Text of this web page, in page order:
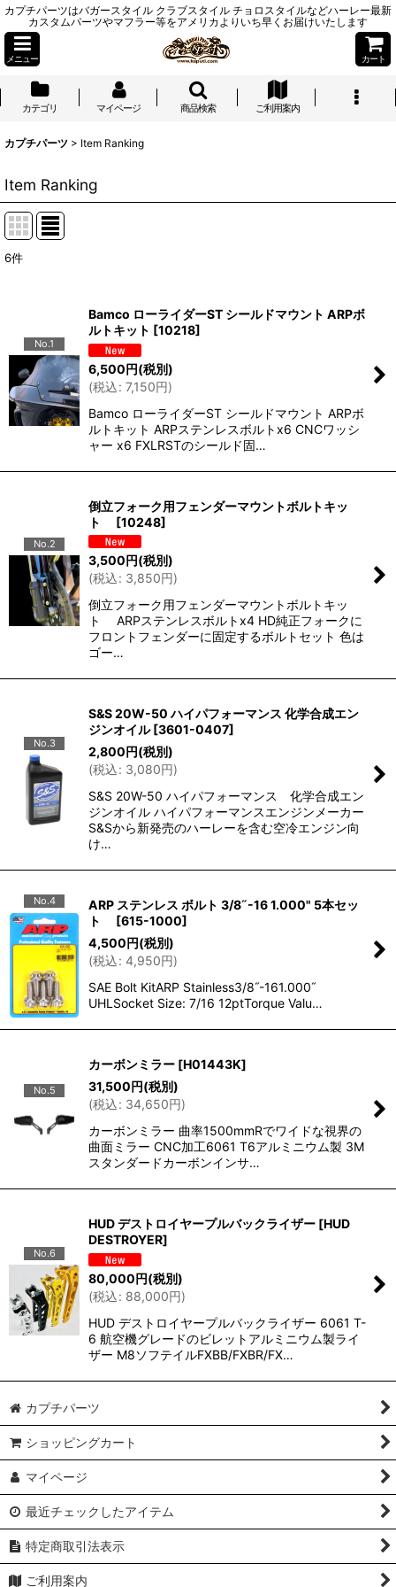
カプチパーツはバガースタイル クラブスタイル チョロスタイルなどハーレー最新
カスタムパーツやマフラー等をアメリカよりいち早くお届けいたします
メニュー カート
カテゴリ マイページ 商品検索 ご利用案内
カプチパーツ > Item Ranking
Item Ranking
6件
No.1
Bamco ローライダーST シールドマウント ARPボ
ルトキット [10218]
6,500円(税別)
(税込: 7,150円)
Bamco ローライダーST シールドマウント ARPボ
ルトキット ARPステンレスボルトx6 CNCワッシ
ャー x6 FXLRSTのシールド固…
No.2
倒立フォーク用フェンダーマウントボルトキッ
ト
[10248]
3,500円(税別)
(税込: 3,850円)
倒立フォーク用フェンダーマウントボルトキッ
ト ARPステンレスボルトx4 HD純正フォークに
フロントフェンダーに固定するボルトセット 色は
ゴー…
No.3
S&S 20W-50 ハイパフォーマンス 化学合成エン
ジンオイル [3601-0407]
2,800円(税別)
(税込: 3,080円)
S&S 20W-50 ハイパフォーマンス 化学合成エン
ジンオイル ハイパフォーマンスエンジンメーカー
S&Sから新発売のハーレーを含む空冷エンジン向
け…
No.4
ARP ステンレス ボルト 3/8˝-16 1.000" 5本セッ
ト
[615-1000]
4,500円(税別)
(税込: 4,950円)
SAE Bolt KitARP Stainless3/8˝-161.000˝
UHLSocket Size: 7/16 12ptTorque Valu…
No.5
カーボンミラー [H01443K]
31,500円(税別)
(税込: 34,650円)
カーボンミラー 曲率1500mmRでワイドな視界の
曲面ミラー CNC加工6061 T6アルミニウム製 3M
スタンダードカーボンインサ…
No.6
HUD デストロイヤープルバックライザー [HUD
DESTROYER]
80,000円(税別)
(税込: 88,000円)
HUD デストロイヤープルバックライザー 6061 T-
6 航空機グレードのビレットアルミニウム製ライ
ザー M8ソフテイルFXBB/FXBR/FX…
カプチパーツ
ショッピングカート
マイページ
最近チェックしたアイテム
特定商取引法表示
ご利用案内